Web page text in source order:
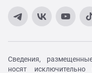
Сведения,
носят